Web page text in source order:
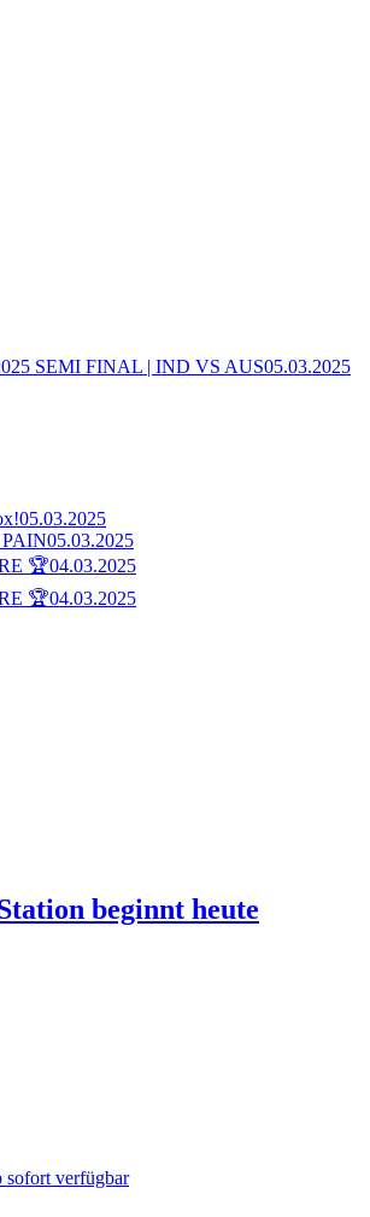
SEMI FINAL | IND VS AUS05.03.2025
05.03.2025
05.03.2025
🏆04.03.2025
🏆04.03.2025
beginnt heute
sofort verfügbar